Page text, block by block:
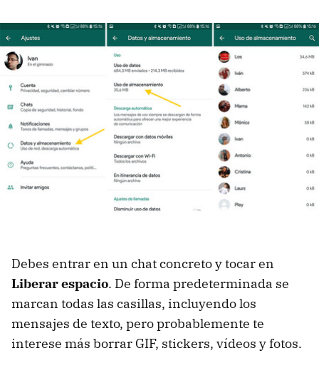
Debes entrar en un chat concreto y tocar en
Liberar espacio. De forma predeterminada se
marcan todas las casillas, incluyendo los
mensajes de texto, pero probablemente te
interese más borrar GIF, stickers, vídeos y fotos.